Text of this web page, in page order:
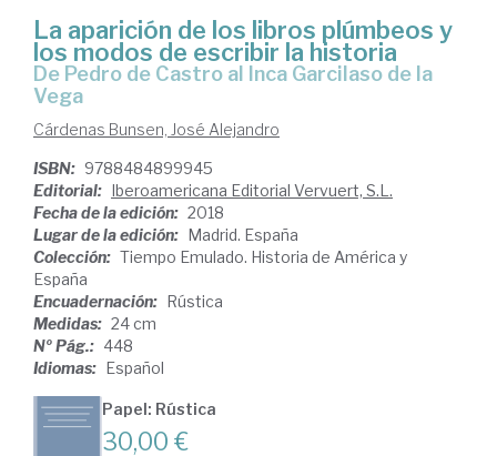
La aparición de los libros plúmbeos y
los modos de escribir la historia
de Pedro de Castro al Inca Garcilaso de la
Vega
Cárdenas Bunsen, José Alejandro
ISBN: 9788484899945
Editorial: Iberoamericana Editorial Vervuert, S.L.
Fecha de la edición: 2018
Lugar de la edición: Madrid. España
Colección: Tiempo Emulado. Historia de América y
España
Encuadernación: Rústica
Medidas: 24 cm
Nº Pág.: 448
Idiomas: Español
Papel: Rústica
30,00 €